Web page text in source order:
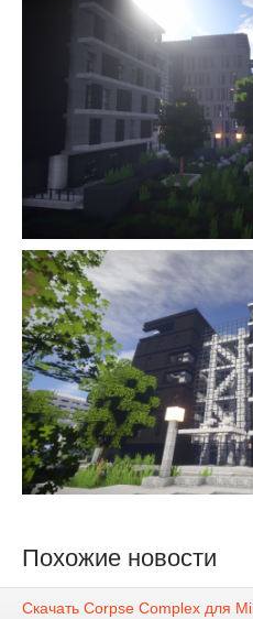
Похожие новости
Скачать Corpse Complex для